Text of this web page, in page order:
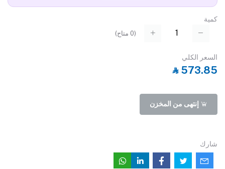
كمية
(
0 متاح)
السعر الكلي
‎⃁ 573.85
إنتهى من المخزن
شارك